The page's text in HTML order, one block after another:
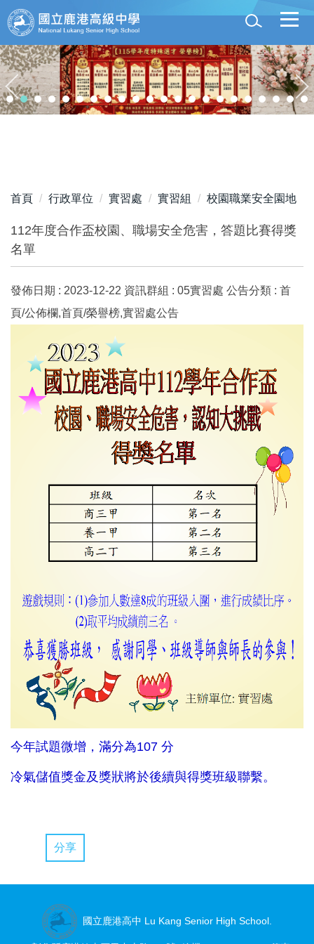
跳
到
主
要
內
容
區
首頁 行政單位 實習處 實習組 校園職業安全園地
112年度合作盃校園、職場安全危害，答題比賽得獎
名單
發佈日期 : 2023-12-22 資訊群組 : 05實習處 公告分類 : 首
頁/公佈欄,首頁/榮譽榜,實習處公告
今年試題微增，滿分為107 分
冷氣儲值獎金及獎狀將於後續與得獎班級聯繫。
分享
國立鹿港高中 Lu Kang Senior High School.